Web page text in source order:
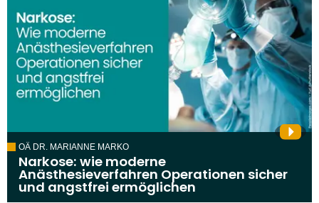
OÄ DR. MARIANNE MARKO
Narkose: wie moderne
Anästhesieverfahren Operationen sicher
und angstfrei ermöglichen